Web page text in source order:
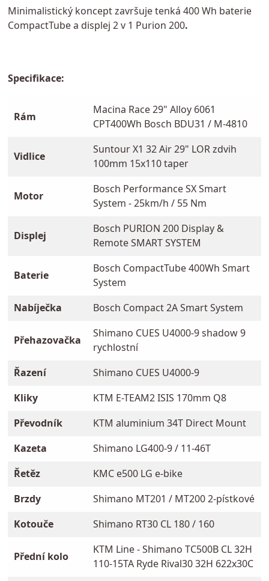
Minimalistický koncept završuje tenká 400 Wh baterie
CompactTube a displej 2 v 1 Purion 200.
Specifikace:
Rám
Macina Race 29" Alloy 6061
CPT400Wh Bosch BDU31 / M-4810
Vidlice
Suntour X1 32 Air 29" LOR zdvih
100mm 15x110 taper
Motor
Bosch Performance SX Smart
System - 25km/h / 55 Nm
Displej
Bosch PURION 200 Display &
Remote SMART SYSTEM
Baterie
Bosch CompactTube 400Wh Smart
System
Nabíječka
Bosch Compact 2A Smart System
Přehazovačka
Shimano CUES U4000-9 shadow 9
rychlostní
Řazení
Shimano CUES U4000-9
Kliky
KTM E-TEAM2 ISIS 170mm Q8
Převodník
KTM aluminium 34T Direct Mount
Kazeta
Shimano LG400-9 / 11-46T
Řetěz
KMC e500 LG e-bike
Brzdy
Shimano MT201 / MT200 2-pístkové
Kotouče
Shimano RT30 CL 180 / 160
Přední kolo
KTM Line - Shimano TC500B CL 32H
110-15TA Ryde Rival30 32H 622x30C